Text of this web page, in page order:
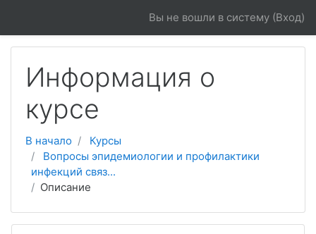
Вы не вошли в систему (Вход)
Информация о
курсе
В начало
Курсы
Вопросы эпидемиологии и профилактики
инфекций связ...
Описание